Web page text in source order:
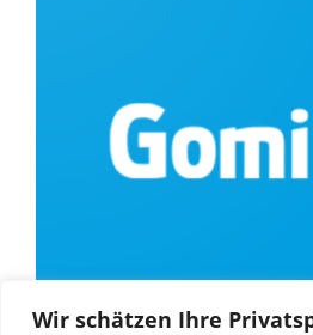
Wir schätzen Ihre